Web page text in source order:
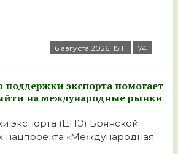
6 августа 2026, 15:11 74
экспорта помогает
на международные рынки
экспорта (ЦПЭ) Брянской
нацпроекта «Международная